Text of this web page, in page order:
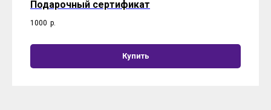
Подарочный сертификат
1000 р.
Купить